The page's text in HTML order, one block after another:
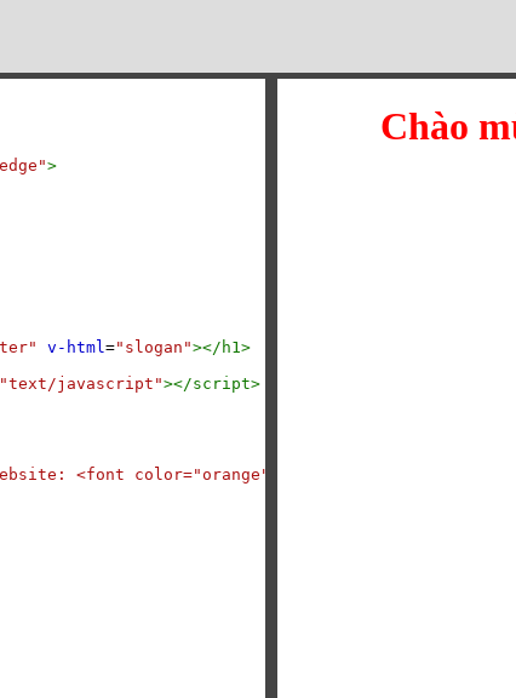
>
v-html="slogan"></ h1>
"text/javascript"></script>
<font color="orange">toidicode.com</font>'